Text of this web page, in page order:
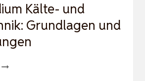
Kälte- und
Grundlagen und
KOMPENDIUM